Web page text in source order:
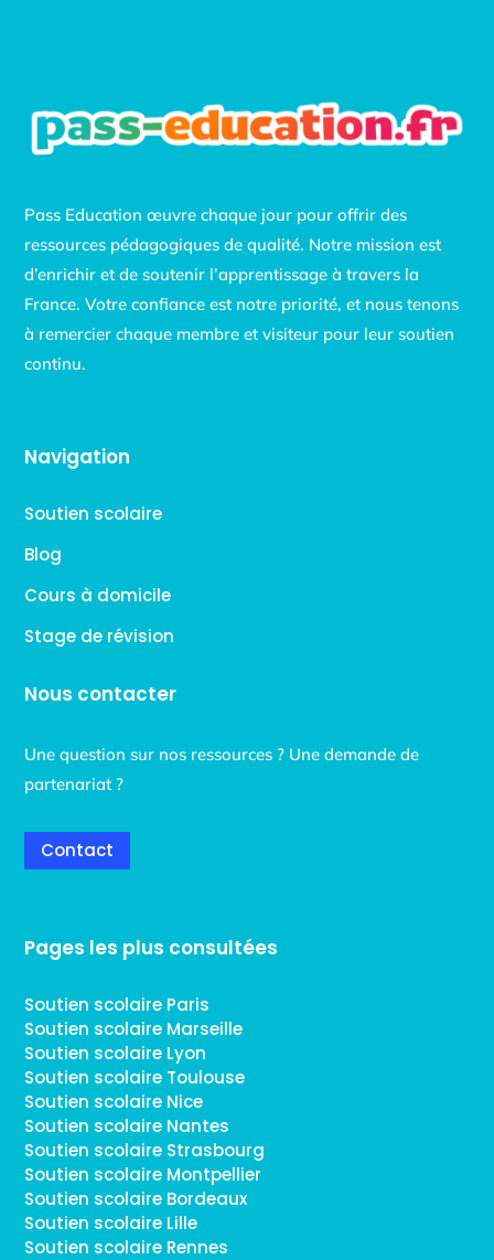
Pass Education œuvre chaque jour pour offrir des
ressources pédagogiques de qualité. Notre mission est
d’enrichir et de soutenir l’apprentissage à travers la
France. Votre confiance est notre priorité, et nous tenons
à remercier chaque membre et visiteur pour leur soutien
continu.
Navigation
Soutien scolaire
Blog
Cours à domicile
Stage de révision
Nous contacter
Une question sur nos ressources ? Une demande de
partenariat ?
Contact
Pages les plus consultées
Soutien scolaire Paris
Soutien scolaire Marseille
Soutien scolaire Lyon
Soutien scolaire Toulouse
Soutien scolaire Nice
Soutien scolaire Nantes
Soutien scolaire Strasbourg
Soutien scolaire Montpellier
Soutien scolaire Bordeaux
Soutien scolaire Lille
Soutien scolaire Rennes